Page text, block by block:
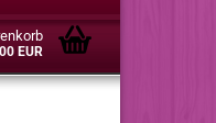
EUR